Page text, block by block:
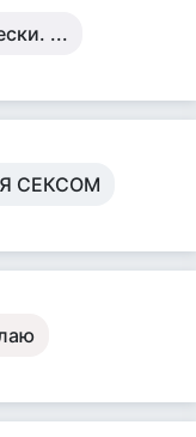
...
СЕКСОМ